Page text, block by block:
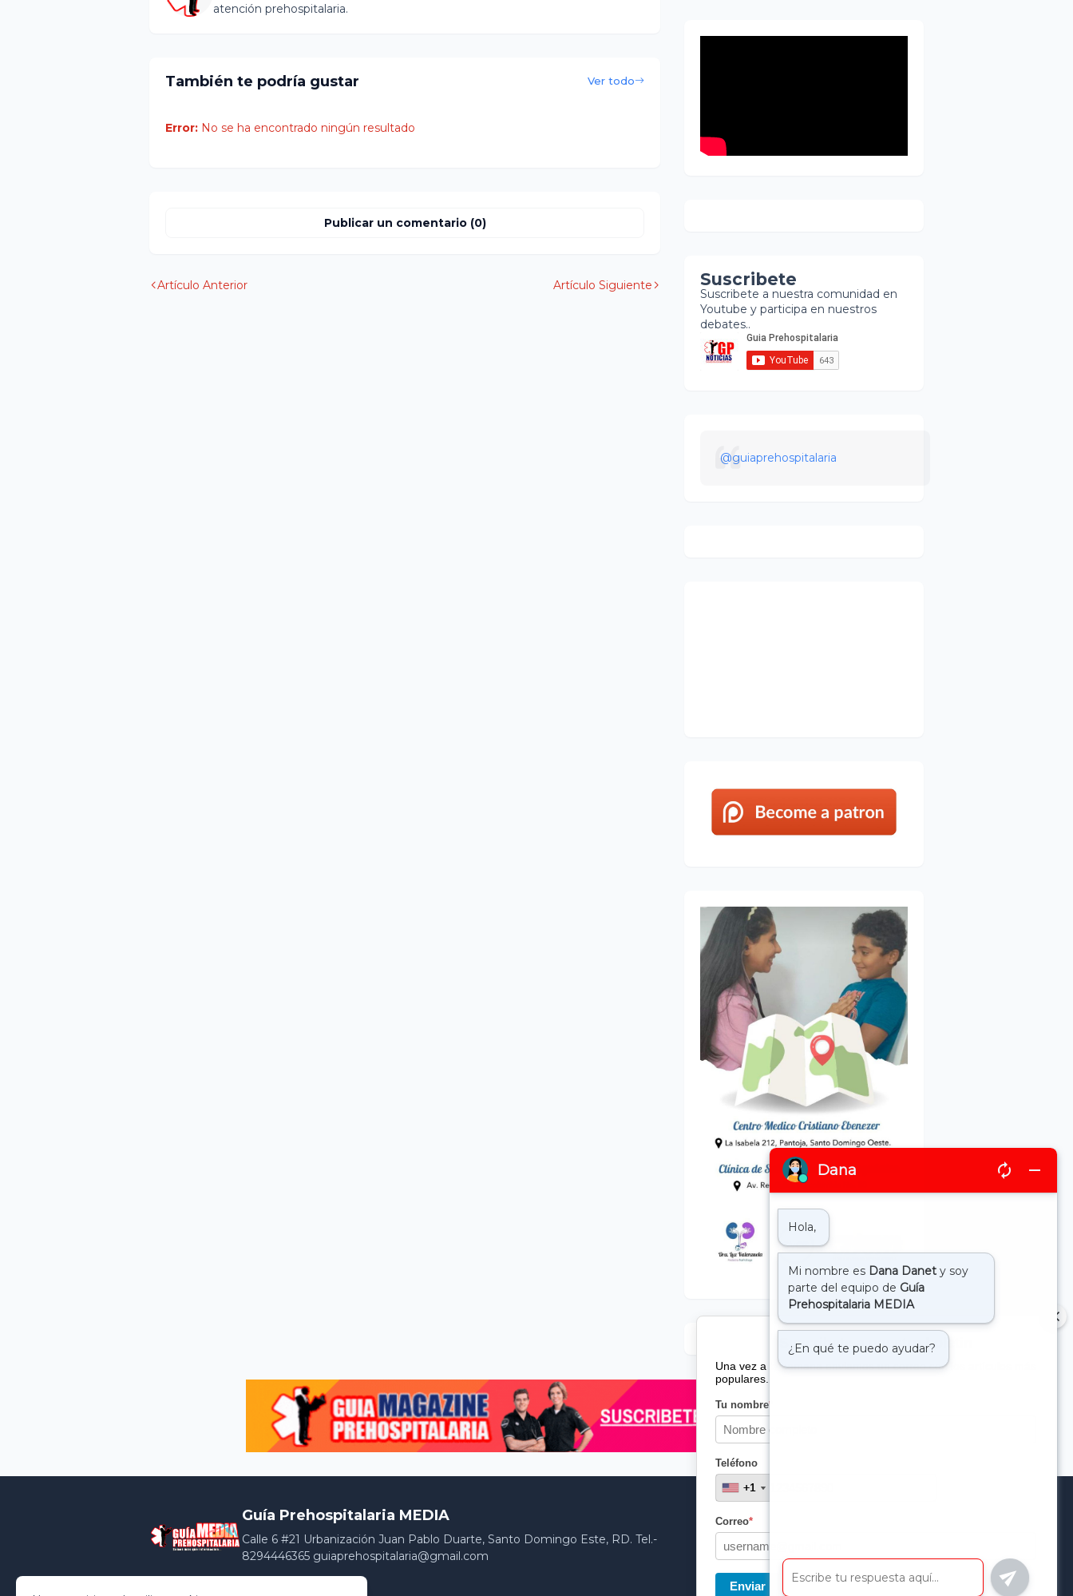
atención prehospitalaria.
También te podría gustar Ver todo
Error: No se ha encontrado ningún resultado
Publicar un comentario (0)
Artículo Anterior Artículo Siguiente Suscribete
Suscribete a nuestra comunidad en
Youtube y participa en nuestros
debates..
@guiaprehospitalaria
Suscribete a nuestro boletin
Una vez a la semana enviamos un correo con los artículos más
populares.
Tu nombre*
Teléfono
+1
+1
Correo*
Enviar
Guía Prehospitalaria MEDIA
Calle 6 #21 Urbanización Juan Pablo Duarte, Santo Domingo Este, RD. Tel.-
8294446365 guiaprehospitalaria@gmail.com